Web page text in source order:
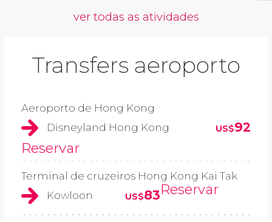
ver todas as atividades
Transfers aeroporto
Aeroporto de Hong Kong
Disneyland Hong Kong
US$92
Reservar
Terminal de cruzeiros Hong Kong Kai Tak
Kowloon
US$83Reservar